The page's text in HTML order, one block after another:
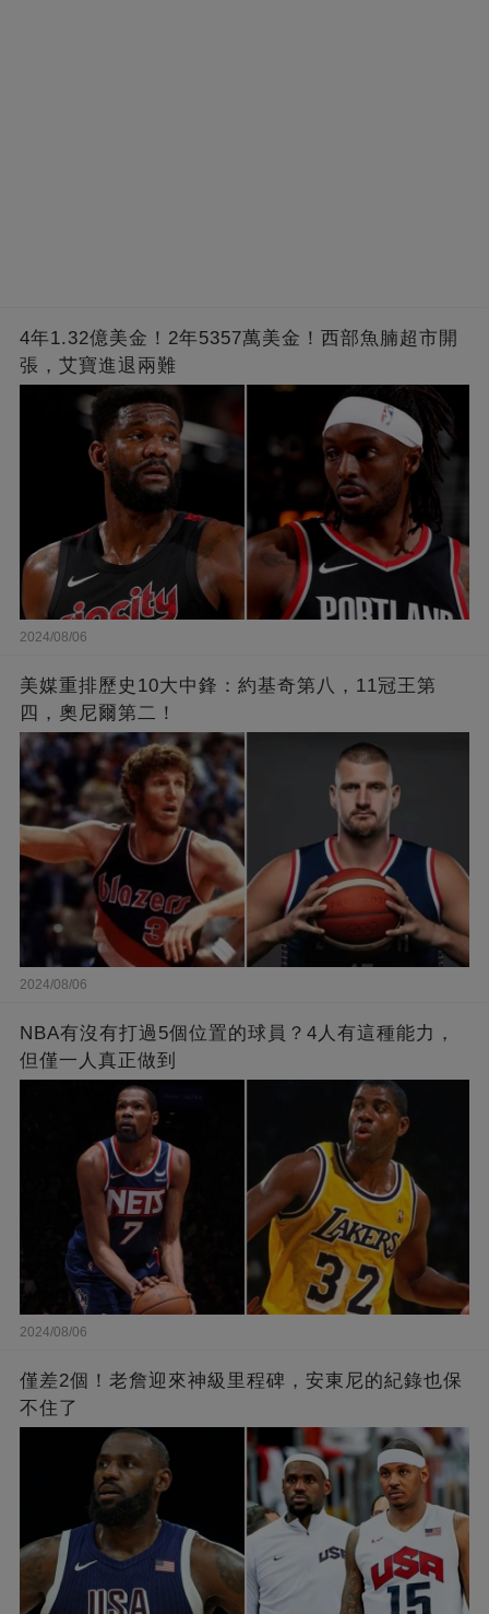
4年1.32億美金！2年5357萬美金！西部魚腩超市開
張，艾寶進退兩難
2024/08/06
美媒重排歷史10大中鋒：約基奇第八，11冠王第
四，奧尼爾第二！
2024/08/06
NBA有沒有打過5個位置的球員？4人有這種能力，
但僅一人真正做到
2024/08/06
僅差2個！老詹迎來神級里程碑，安東尼的紀錄也保
不住了